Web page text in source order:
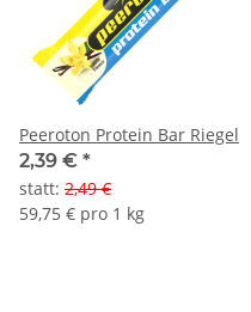
Peeroton Protein Bar Riegel
2,39 € *
statt: 2,49 €
59,75 € pro 1 kg